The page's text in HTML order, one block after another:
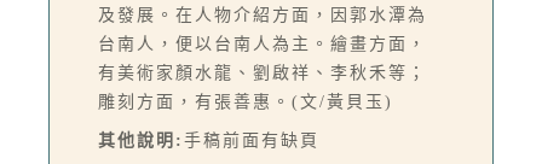
及發展。在人物介紹方面，因郭水潭為
台南人，便以台南人為主。繪畫方面，
有美術家顏水龍、劉啟祥、李秋禾等；
雕刻方面，有張善惠。(文/黃貝玉)
其他說明: 手稿前面有缺頁